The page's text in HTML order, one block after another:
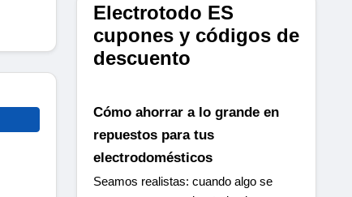
Electrotodo ES
cupones y códigos de
descuento
Cómo ahorrar a lo grande en
repuestos para tus
electrodomésticos
Seamos realistas: cuando algo se